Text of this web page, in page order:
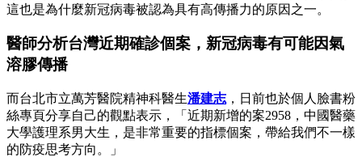
這也是為什麼新冠病毒被認為具有高傳播力的原因之一。
醫師分析台灣近期確診個案，新冠病毒有可能因氣
溶膠傳播
而台北市立萬芳醫院精神科醫生潘建志 ，日前也於個人臉書粉
絲專頁分享自己的觀點表示，「近期新增的案2958，中國醫藥
大學護理系男大生，是非常重要的指標個案，帶給我們不一樣
的防疫思考方向。」